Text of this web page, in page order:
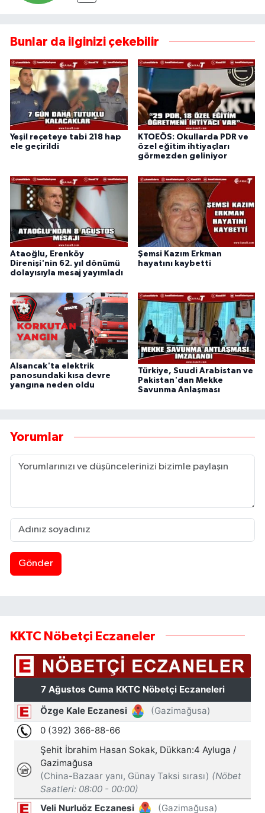
Bunlar da ilginizi çekebilir
Yeşil reçeteye tabi 218 hap
ele geçirildi
KTOEÖS: Okullarda PDR ve
özel eğitim ihtiyaçları
görmezden geliniyor
Ataoğlu, Erenköy
Direnişi'nin 62. yıl dönümü
dolayısıyla mesaj yayımladı
Şemsi Kazım Erkman
hayatını kaybetti
Alsancak'ta elektrik
panosundaki kısa devre
yangına neden oldu
Türkiye, Suudi Arabistan ve
Pakistan'dan Mekke
Savunma Anlaşması
Yorumlar
Gönder
KKTC Nöbetçi Eczaneler